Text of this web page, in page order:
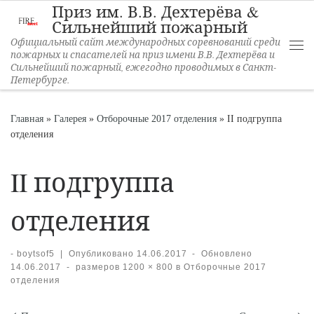
Перейти к содержимому
Приз им. В.В. Дехтерёва &
Сильнейший пожарный
Официальный сайт международных соревнований среди
пожарных и спасателей на приз имени В.В. Дехтерёва и
Сильнейший пожарный, ежегодно проводимых в Санкт-
Петербурге.
Главная » Галерея » Отборочные 2017 отделения » II подгруппа
отделения
II подгруппа
отделения
- boytsof5 Опубликовано 14.06.2017 -
Обновлено
14.06.2017
- размеров 1200 × 800 в Отборочные 2017
отделения